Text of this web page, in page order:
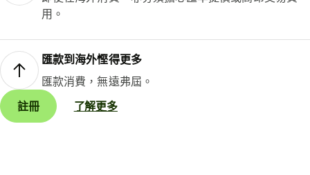
用。
匯款到海外慳得更多
匯款消費，無遠弗屆。
註冊
了解更多